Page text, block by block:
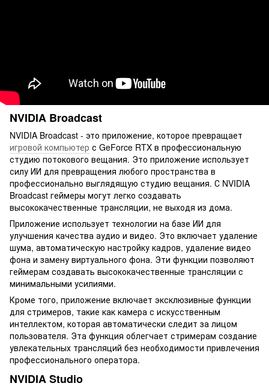
NVIDIA Broadcast
NVIDIA Broadcast - это приложение, которое превращает
игровой компьютер с GeForce RTX в профессиональную
студию потокового вещания. Это приложение использует
силу ИИ для превращения любого пространства в
профессионально выглядящую студию вещания. С NVIDIA
Broadcast геймеры могут легко создавать
высококачественные трансляции, не выходя из дома.
Приложение использует технологии на базе ИИ для
улучшения качества аудио и видео. Это включает удаление
шума, автоматическую настройку кадров, удаление видео
фона и замену виртуального фона. Эти функции позволяют
геймерам создавать высококачественные трансляции с
минимальными усилиями.
Кроме того, приложение включает эксклюзивные функции
для стримеров, такие как камера с искусственным
интеллектом, которая автоматически следит за лицом
пользователя. Эта функция облегчает стримерам создание
увлекательных трансляций без необходимости привлечения
профессионального оператора.
NVIDIA Studio